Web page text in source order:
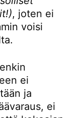
, joten ei
voisi
ei
ja
ei